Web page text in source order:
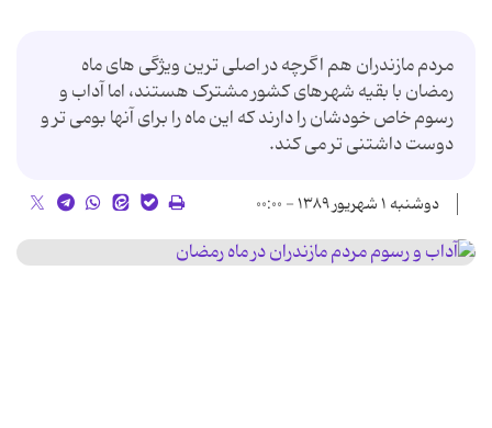
مردم مازندران هم اگرچه در اصلی ترین ویژگی های ماه
رمضان با بقیه شهرهای کشور مشترک هستند، اما آداب و
رسوم خاص خودشان را دارند که این ماه را برای آنها بومی تر و
دوست داشتنی تر می کند.
دوشنبه ۱ شهریور ۱۳۸۹ - ۰۰:۰۰